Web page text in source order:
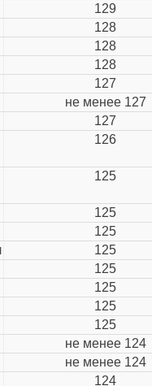
129
128
128
128
127
не менее 127
127
126
125
125
125
125
125
125
125
125
не менее 124
не менее 124
124